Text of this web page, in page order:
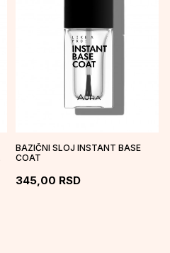
BAZIČNI SLOJ INSTANT BASE
COAT
345,00 RSD